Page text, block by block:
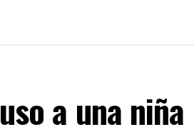
a una niña